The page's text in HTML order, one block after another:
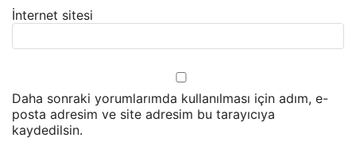
İnternet sitesi
Daha sonraki yorumlarımda kullanılması için adım, e-
posta adresim ve site adresim bu tarayıcıya
kaydedilsin.